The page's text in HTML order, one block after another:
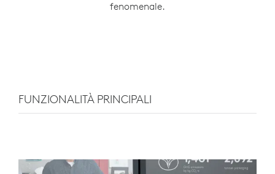
fenomenale.
FUNZIONALITÀ PRINCIPALI